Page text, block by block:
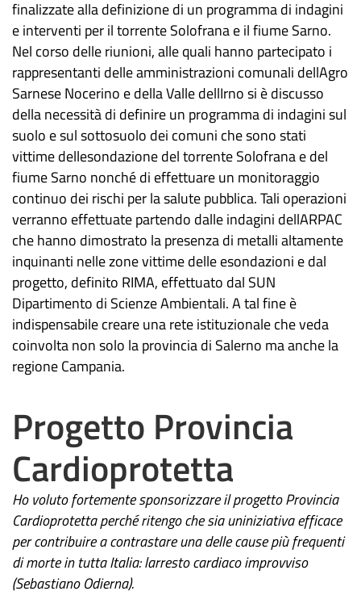
finalizzate alla definizione di un programma di indagini
e interventi per il torrente Solofrana e il fiume Sarno.
Nel corso delle riunioni, alle quali hanno partecipato i
rappresentanti delle amministrazioni comunali dellAgro
Sarnese Nocerino e della Valle dellIrno si è discusso
della necessità di definire un programma di indagini sul
suolo e sul sottosuolo dei comuni che sono stati
vittime dellesondazione del torrente Solofrana e del
fiume Sarno nonché di effettuare un monitoraggio
continuo dei rischi per la salute pubblica. Tali operazioni
verranno effettuate partendo dalle indagini dellARPAC
che hanno dimostrato la presenza di metalli altamente
inquinanti nelle zone vittime delle esondazioni e dal
progetto, definito RIMA, effettuato dal SUN
Dipartimento di Scienze Ambientali. A tal fine è
indispensabile creare una rete istituzionale che veda
coinvolta non solo la provincia di Salerno ma anche la
regione Campania.
Progetto Provincia
Cardioprotetta
Ho voluto fortemente sponsorizzare il progetto Provincia
Cardioprotetta perché ritengo che sia uniniziativa efficace
per contribuire a contrastare una delle cause più frequenti
di morte in tutta Italia: larresto cardiaco improvviso
(Sebastiano Odierna).